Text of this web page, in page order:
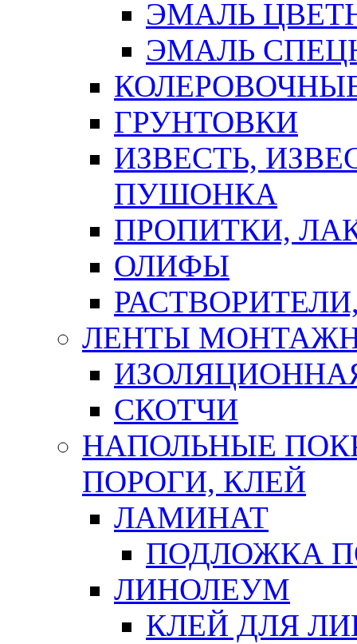
ЭМАЛЬ
ЭМАЛЬ
ГРУНТОВКИ
ИЗВЕСТЬ,
ПУШОНКА
ПРОПИТКИ,
ОЛИФЫ
ЛЕНТЫ
СКОТЧИ
НАПОЛЬНЫЕ
ПОРОГИ, КЛЕЙ
ЛАМИНАТ
ПОДЛОЖКА
ЛИНОЛЕУМ
КЛЕЙ ДЛЯ